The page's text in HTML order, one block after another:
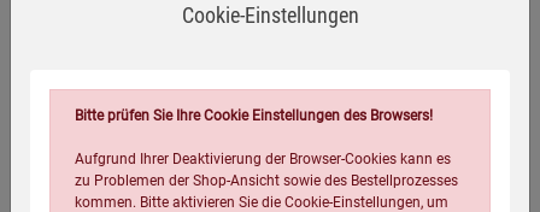
bereitet und für jeden Anlass passend ist.
verschenken.
per E-Mail mit Ihrer Bestellbestätigung erhalten haben, das
PDF herunterladen und ausdrucken. Sie können den
Cookie-Einstellungen
Bitte prüfen Sie Ihre Cookie Einstellungen des Browsers!
Aufgrund Ihrer Deaktivierung der Browser-Cookies kann es
zu Problemen der Shop-Ansicht sowie des Bestellprozesses
kommen. Bitte aktivieren Sie die Cookie-Einstellungen, um